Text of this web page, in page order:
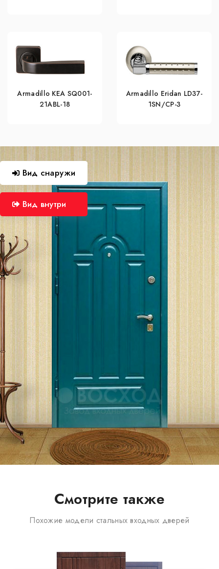
Armadillo KEA SQ001-
21ABL-18
Armadillo Eridan LD37-
1SN/CP-3
Вид снаружи
Вид внутри
Смотрите также
Похожие модели стальных входных дверей